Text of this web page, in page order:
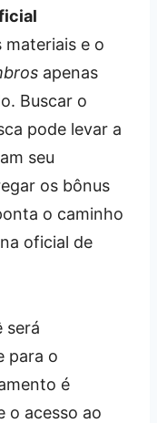
materiais e o
apenas
Buscar o
pode levar a
seu
os bônus
o caminho
oficial de
será
para o
é
o acesso ao